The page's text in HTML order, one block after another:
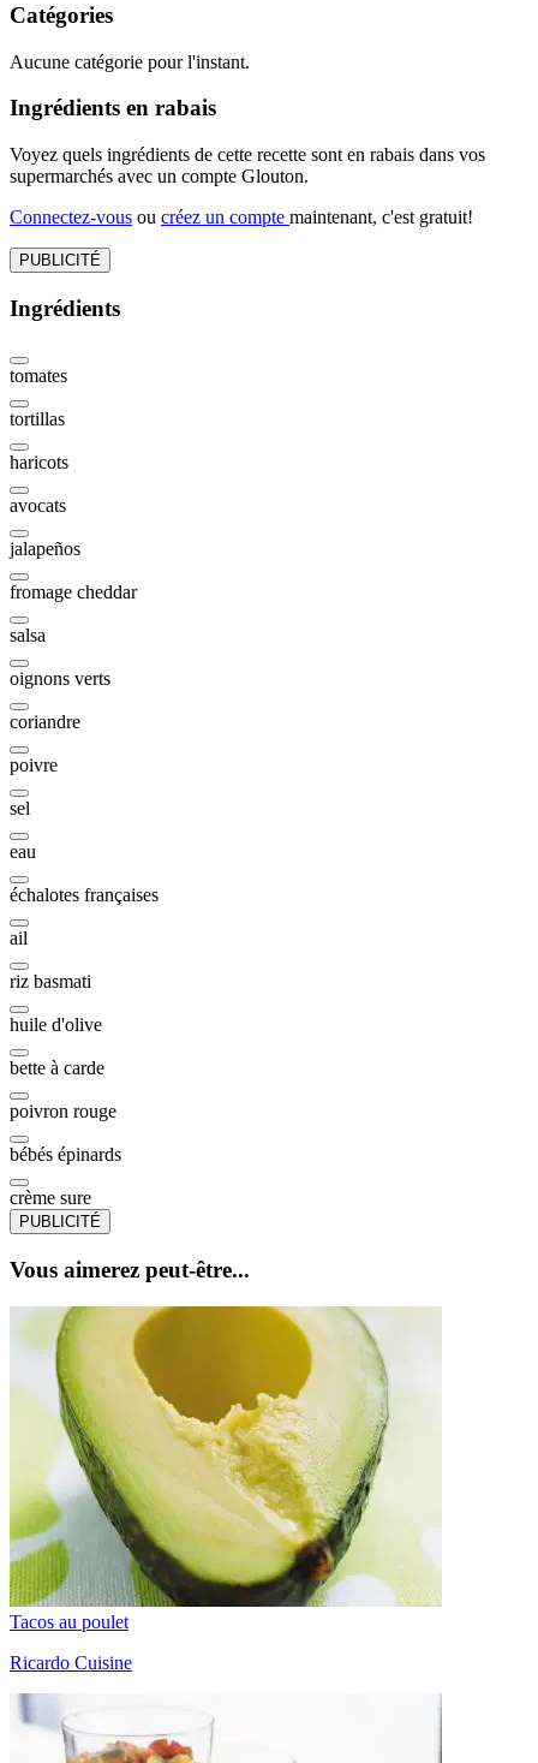
Catégories
Aucune catégorie pour l'instant.
Ingrédients en rabais
Voyez quels ingrédients de cette recette sont en rabais dans vos
supermarchés avec un compte Glouton.
Connectez-vous ou créez un compte maintenant, c'est gratuit!
PUBLICITÉ
Ingrédients
tomates
tortillas
haricots
avocats
jalapeños
fromage cheddar
salsa
oignons verts
coriandre
poivre
sel
eau
échalotes françaises
ail
riz basmati
huile d'olive
bette à carde
poivron rouge
bébés épinards
crème sure
PUBLICITÉ
Vous aimerez peut-être...
Tacos au poulet
Ricardo Cuisine